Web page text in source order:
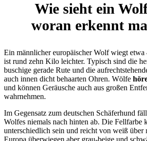
Wie sieht ein
woran erkennt
Ein männlicher europäischer Wolf wiegt
ist rund zehn Kilo leichter. Typisch sind die
buschige gerade Rute und die
auch innen dicht behaarten Ohren. Wölfe
und können Geräusche auch aus großen
wahrnehmen.
Im Gegensatz zum deutschen Schäferhund
Wolfes niemals nach hinten ab. Die Fellfarbe
unterschiedlich sein und reicht von weiß